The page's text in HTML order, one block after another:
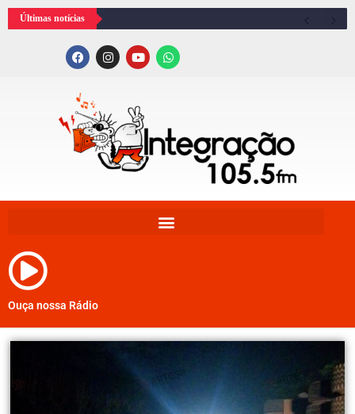
Últimas notícias
Ouça nossa Rádio